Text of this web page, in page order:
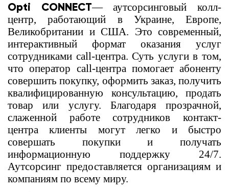
Opti CONNECT— аутсорсинговый колл-
центр, работающий в Украине, Европе,
Великобритании и США. Это современный,
интерактивный формат оказания услуг
сотрудниками call-центра. Суть услуги в том,
что оператор call-центра помогает абоненту
совершить покупку, оформить заказ, получить
квалифицированную консультацию, продать
товар или услугу. Благодаря прозрачной,
слаженной работе сотрудников контакт-
центра клиенты могут легко и быстро
совершать покупки и получать
информационную поддержку 24/7.
Аутсорсинг предоставляется организациям и
компаниям по всему миру.